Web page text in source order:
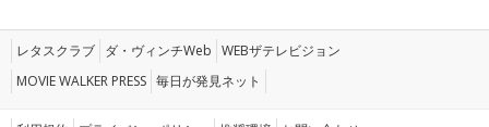
レタスクラブ ダ・ヴィンチWeb WEBザテレビジョン
MOVIE WALKER PRESS 毎日が発見ネット